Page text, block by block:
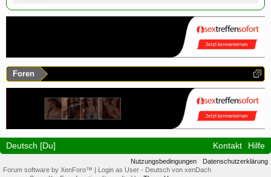
Foren
Deutsch [Du] Kontakt Hilfe
Nutzungsbedingungen
Datenschutzerklärung
Forum software by XenForo™ | Login as User - Deutsch von xenDach